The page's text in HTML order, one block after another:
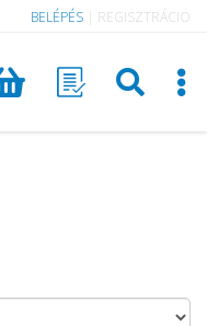
BELÉPÉS REGISZTRÁCIÓ